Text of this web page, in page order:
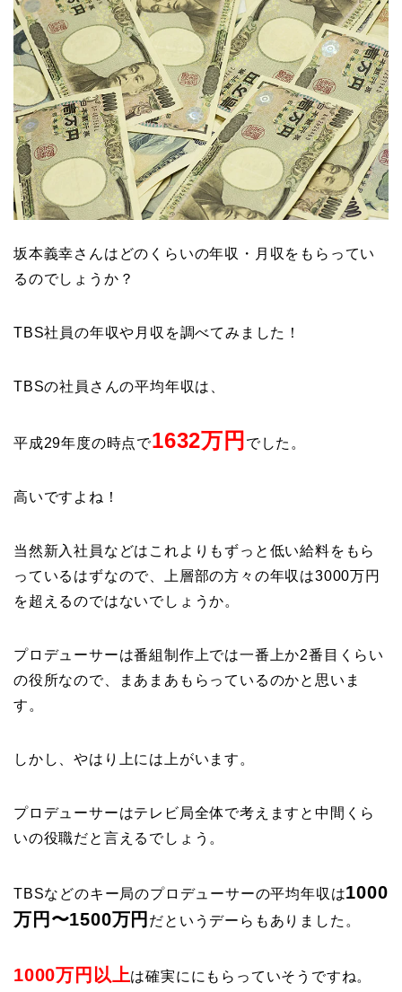
坂本義幸さんはどのくらいの年収・月収をもらってい
るのでしょうか？
TBS社員の年収や月収を調べてみました！
TBSの社員さんの平均年収は、
平成29年度の時点で1632万円 でした。
高いですよね！
当然新入社員などはこれよりもずっと低い給料をもら
っているはずなので、上層部の方々の年収は3000万円
を超えるのではないでしょうか。
プロデューサーは番組制作上では一番上か2番目くらい
の役所なので、まあまあもらっているのかと思いま
す。
しかし、やはり上には上がいます。
プロデューサーはテレビ局全体で考えますと中間くら
いの役職だと言えるでしょう。
TBSなどのキー局のプロデューサーの平均年収は1000
万円〜1500万円 だというデーらもありました。
1000万円以上は確実ににもらっていそうですね。